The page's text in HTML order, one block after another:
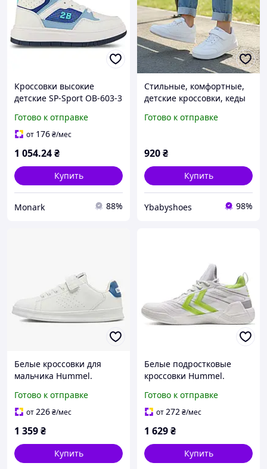
Кроссовки высокие
детские SP-Sport OB-603-3
голубой для активного
отдыха
Готово к отправке
от 176₴/мес
1 054.24₴
Купить
Monark 88%
Стильные, комфортные,
детские кроссовки, кеды
в РаЗМЕРЕ: 32-36
Готово к отправке
920₴
Купить
Ybabyshoes 98%
Белые кроссовки для
мальчика Hummel.
кеды размер 36
Готово к отправке
от226₴/мес
1 359₴
Купить
Белые подростковые
кроссовки Hummel.
мальчика размер 36
Готово к отправке
от272₴/мес
1 629₴
Купить